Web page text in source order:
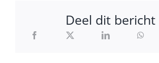
Deel dit bericht